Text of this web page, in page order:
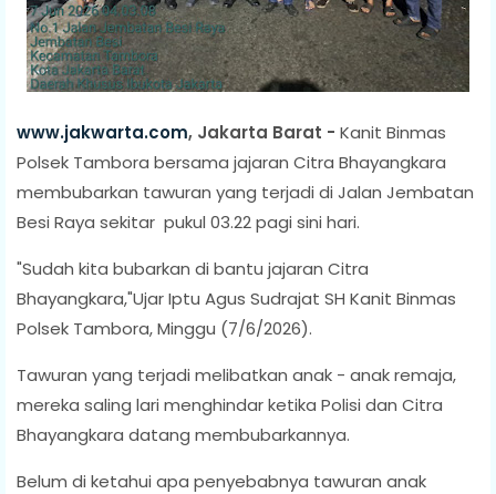
www.jakwarta.com, Jakarta Barat - Kanit Binmas
Polsek Tambora bersama jajaran Citra Bhayangkara
membubarkan tawuran yang terjadi di Jalan Jembatan
Besi Raya sekitar pukul 03.22 pagi sini hari.
"Sudah kita bubarkan di bantu jajaran Citra
Bhayangkara,"Ujar Iptu Agus Sudrajat SH Kanit Binmas
Polsek Tambora, Minggu (7/6/2026).
Tawuran yang terjadi melibatkan anak - anak remaja,
mereka saling lari menghindar ketika Polisi dan Citra
Bhayangkara datang membubarkannya.
Belum di ketahui apa penyebabnya tawuran anak